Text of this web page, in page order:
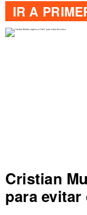
IR A
Cristian
para